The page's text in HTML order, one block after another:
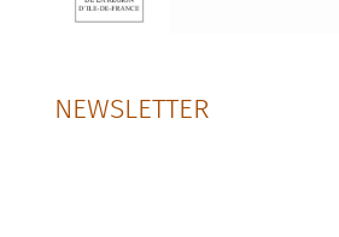
NEWSLETTER